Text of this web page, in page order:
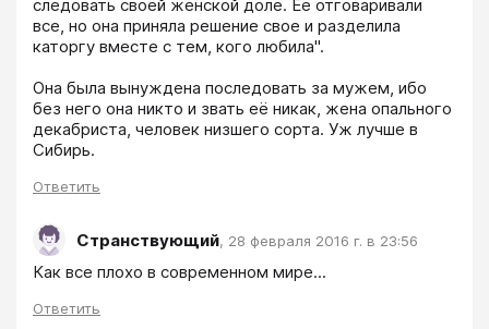
следовать своей женской доле. Её отговаривали
все, но она приняла решение свое и разделила
каторгу вместе с тем, кого любила".
Она была вынуждена последовать за мужем, ибо
без него она никто и звать её никак, жена опального
декабриста, человек низшего сорта. Уж лучше в
Сибирь.
Ответить
Странствующий, 28 февраля 2016 г. в 23:56
Как все плохо в современном мире...
Ответить